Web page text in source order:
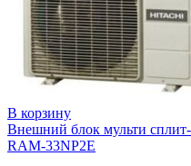
В корзину
Внешний блок мульти
RAM-33NP2E